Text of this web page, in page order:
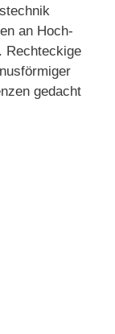
an Hoch-
Rechteckige
gedacht